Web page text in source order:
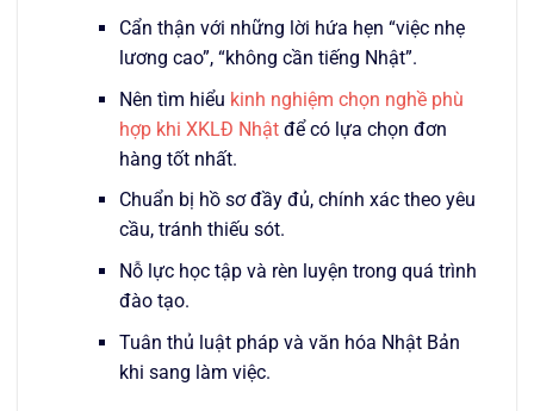
Cẩn thận với những lời hứa hẹn “việc nhẹ
lương cao”, “không cần tiếng Nhật”.
Nên tìm hiểu kinh nghiệm chọn nghề phù
hợp khi XKLĐ Nhậtđể có lựa chọn đơn
hàng tốt nhất.
Chuẩn bị hồ sơ đầy đủ, chính xác theo yêu
cầu, tránh thiếu sót.
Nỗ lực học tập và rèn luyện trong quá trình
đào tạo.
Tuân thủ luật pháp và văn hóa Nhật Bản
khi sang làm việc.